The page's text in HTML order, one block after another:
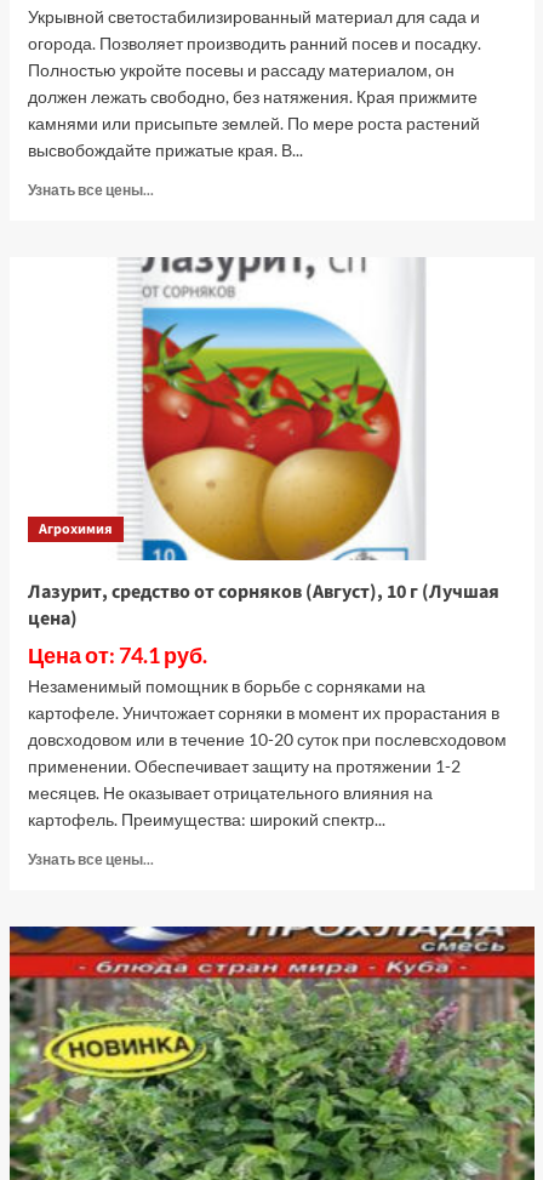
Укрывной светостабилизированный материал для сада и
огорода. Позволяет производить ранний посев и посадку.
Полностью укройте посевы и рассаду материалом, он
должен лежать свободно, без натяжения. Края прижмите
камнями или присыпьте землей. По мере роста растений
высвобождайте прижатые края. В...
Узнать все цены...
Укрывной
материал
(спанбонд)
СУФ
30,
размер
3.2х10
(Лучшая
цена)
Агрохимия
Лазурит, средство от сорняков (Август), 10 г (Лучшая
цена)
Цена от: 74.1 руб.
Незаменимый помощник в борьбе с сорняками на
картофеле. Уничтожает сорняки в момент их прорастания в
довсходовом или в течение 10-20 суток при послевсходовом
применении. Обеспечивает защиту на протяжении 1-2
месяцев. Не оказывает отрицательного влияния на
картофель. Преимущества: широкий спектр...
Узнать все цены...
Лазурит,
средство
от
сорняков
(Август),
10
г
(Лучшая
цена)